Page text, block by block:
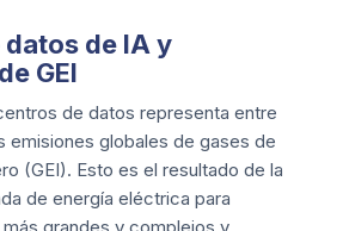
de IA y
GEI
de datos representa entre
emisiones globales de gases de
(GEI). Esto es el resultado de la
de energía eléctrica para